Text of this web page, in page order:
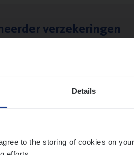
Details
to the storing of cookies on
verzekeringen